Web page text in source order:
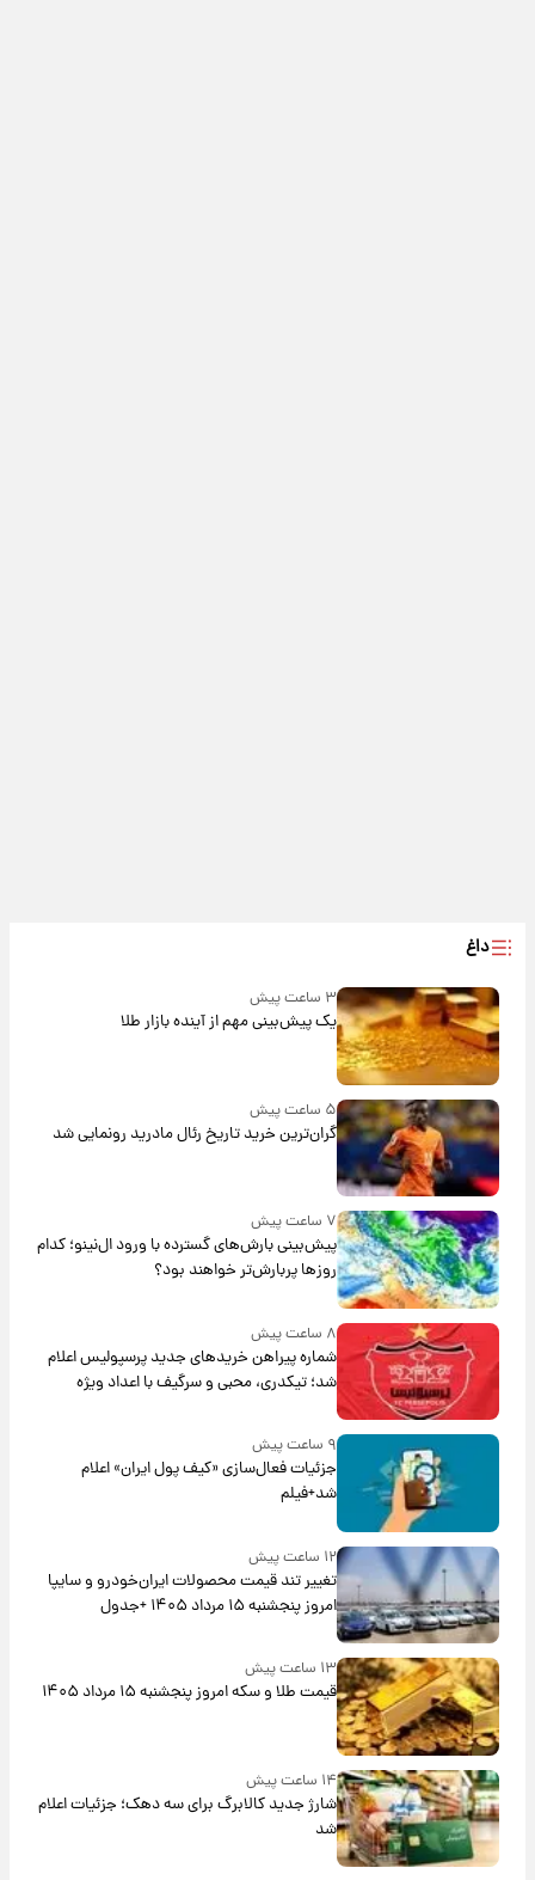
داغ
۳ ساعت پیش
یک پیش‌بینی مهم از آینده بازار طلا
۵ ساعت پیش
گران‌ترین خرید تاریخ رئال مادرید رونمایی شد
۷ ساعت پیش
پیش‌بینی بارش‌های گسترده با ورود ال‌نینو؛ کدام
روزها پربارش‌تر خواهند بود؟
۸ ساعت پیش
شماره پیراهن خریدهای جدید پرسپولیس اعلام
شد؛ تیکدری، محبی و سرگیف با اعداد ویژه
۹ ساعت پیش
جزئیات فعال‌سازی «کیف پول ایران» اعلام
شد+فیلم
۱۲ ساعت پیش
تغییر تند قیمت محصولات ایران‌خودرو و سایپا
امروز پنجشنبه ۱۵ مرداد ۱۴۰۵ +جدول
۱۳ ساعت پیش
قیمت طلا و سکه امروز پنجشنبه ۱۵ مرداد ۱۴۰۵
۱۴ ساعت پیش
شارژ جدید کالابرگ برای سه دهک؛ جزئیات اعلام
شد